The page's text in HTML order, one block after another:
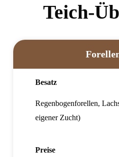
Teich-
Besatz
Regenbogenforellen,
eigener Zucht)
Preise